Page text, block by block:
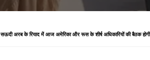
सऊदी अरब के रियाद में आज अमेरिका और रूस के शीर्ष अधिकारियों की बैठक होगी